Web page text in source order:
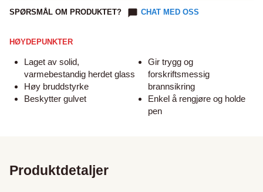
SPØRSMÅL OM PRODUKTET? CHAT MED OSS
HØYDEPUNKTER
Laget av solid,
varmebestandig herdet glass
Høy bruddstyrke
Beskytter gulvet
Gir trygg og
forskriftsmessig
brannsikring
Enkel å rengjøre og holde
pen
Produktdetaljer